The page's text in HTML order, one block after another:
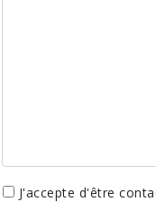
J'accepte d'être